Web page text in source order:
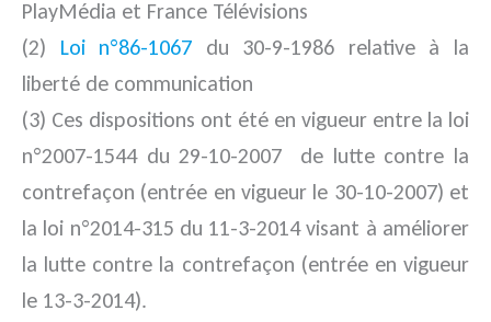
PlayMédia et France Télévisions
(2) Loi n°86-1067 du 30-9-1986 relative à la
liberté de communication
(3) Ces dispositions ont été en vigueur entre la loi
n°2007-1544 du 29-10-2007 de lutte contre la
contrefaçon (entrée en vigueur le 30-10-2007) et
la loi n°2014-315 du 11-3-2014 visant à améliorer
la lutte contre la contrefaçon (entrée en vigueur
le 13-3-2014).